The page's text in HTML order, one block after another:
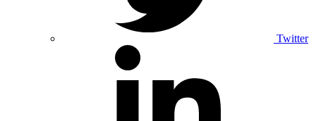
Twitter